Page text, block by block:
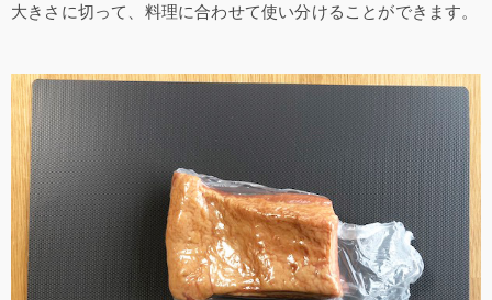
大きさに切って、料理に合わせて使い分けることができます。